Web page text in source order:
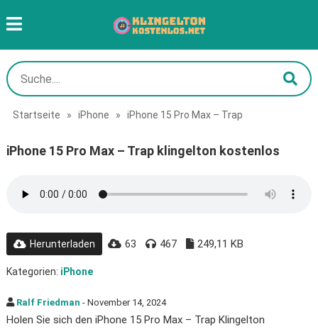
Startseite » iPhone » iPhone 15 Pro Max – Trap
iPhone 15 Pro Max – Trap klingelton kostenlos
Herunterladen 63 467 249,11 KB
Kategorien: iPhone
Ralf Friedman - November 14, 2024
Holen Sie sich den iPhone 15 Pro Max – Trap Klingelton